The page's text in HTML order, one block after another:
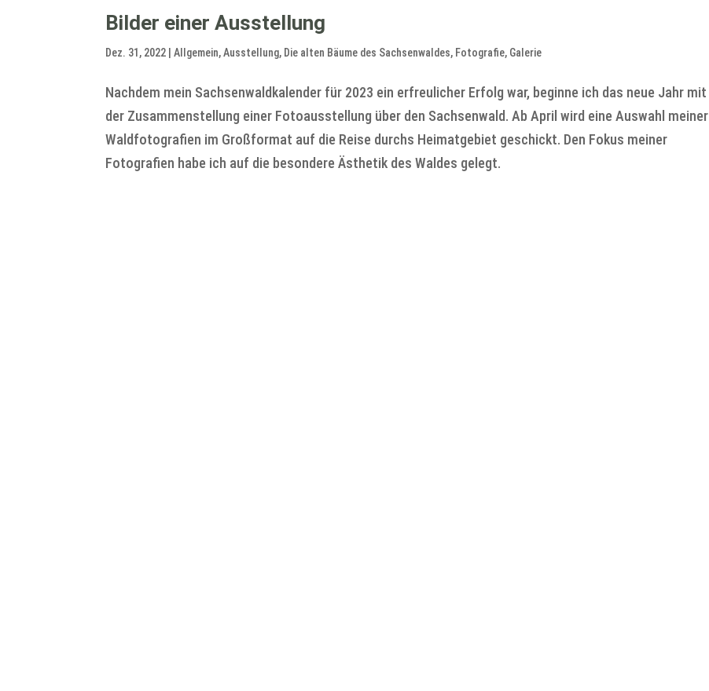
Bilder einer Ausstellung
Dez. 31, 2022 |Allgemein,Ausstellung, Die alten Bäume des Sachsenwaldes, Fotografie, Galerie
Nachdem mein Sachsenwaldkalender für 2023 ein erfreulicher Erfolg war, beginne ich das neue Jahr mit
der Zusammenstellung einer Fotoausstellung über den Sachsenwald. Ab April wird eine Auswahl meiner
Waldfotografien im Großformat auf die Reise durchs Heimatgebiet geschickt. Den Fokus meiner
Fotografien habe ich auf die besondere Ästhetik des Waldes gelegt.